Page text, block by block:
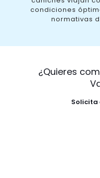
condiciones
normativas
¿Quieres
Solicita